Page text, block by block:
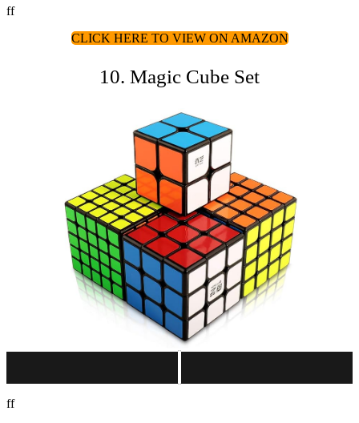
ff
CLICK HERE TO VIEW ON AMAZON
10. Magic Cube Set
ff